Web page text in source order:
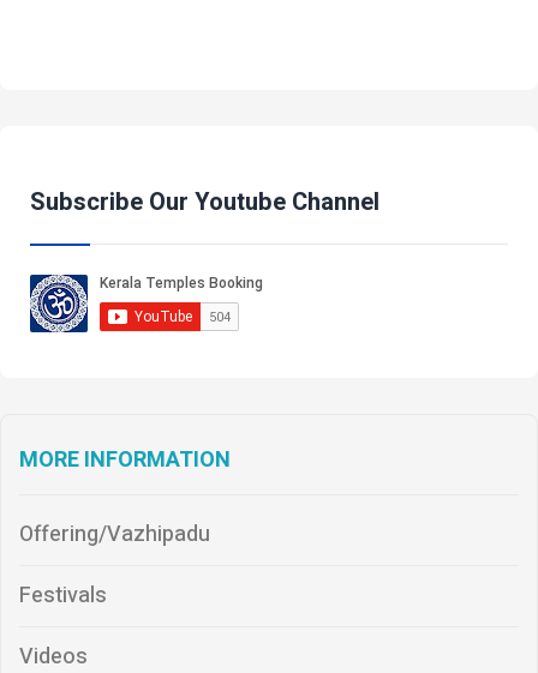
Subscribe Our Youtube Channel
MORE INFORMATION
Offering/Vazhipadu
Festivals
Videos